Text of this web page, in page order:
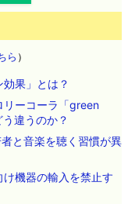
ら ）
果」とは？
リーコーラ「green
違うのか？
と音楽を聴く習慣が異
機器の輸入を禁止す